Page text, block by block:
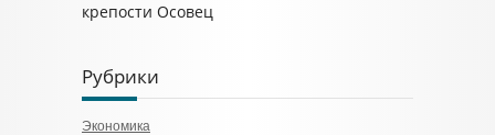
крепости Осовец
Рубрики
Экономика